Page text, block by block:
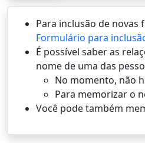
Para inclusão de
Formulário para
É possí­vel saber as
nome de uma das
No momento, não
Para memorizar o
Você pode também